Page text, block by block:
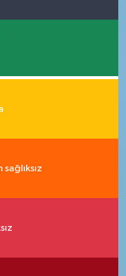
sağlıksız